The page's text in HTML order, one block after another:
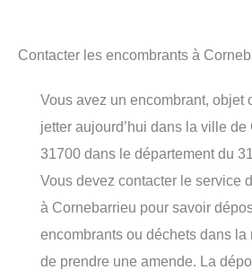
Contacter les encombrants à
Vous avez un encombrant, objet
jetter aujourd’hui dans la ville de
31700 dans le département du
Vous devez contacter le service
à Cornebarrieu pour savoir
encombrants ou déchets dans la
de prendre une amende. La